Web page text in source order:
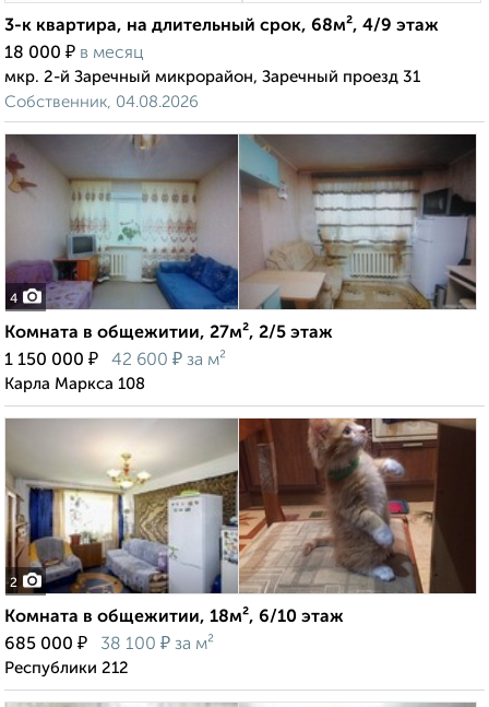
3-к квартира, на длительный срок, 68м², 4/9 этаж
18 000 ₽ в месяц
мкр. 2-й Заречный микрорайон, Заречный проезд 31
Собственник, 04.08.2026
4
Комната в общежитии, 27м², 2/5 этаж
1 150 000 ₽ 42 600 ₽ за м²
Карла Маркса 108
2
Комната в общежитии, 18м², 6/10 этаж
685 000 ₽ 38 100 ₽ за м²
Республики 212